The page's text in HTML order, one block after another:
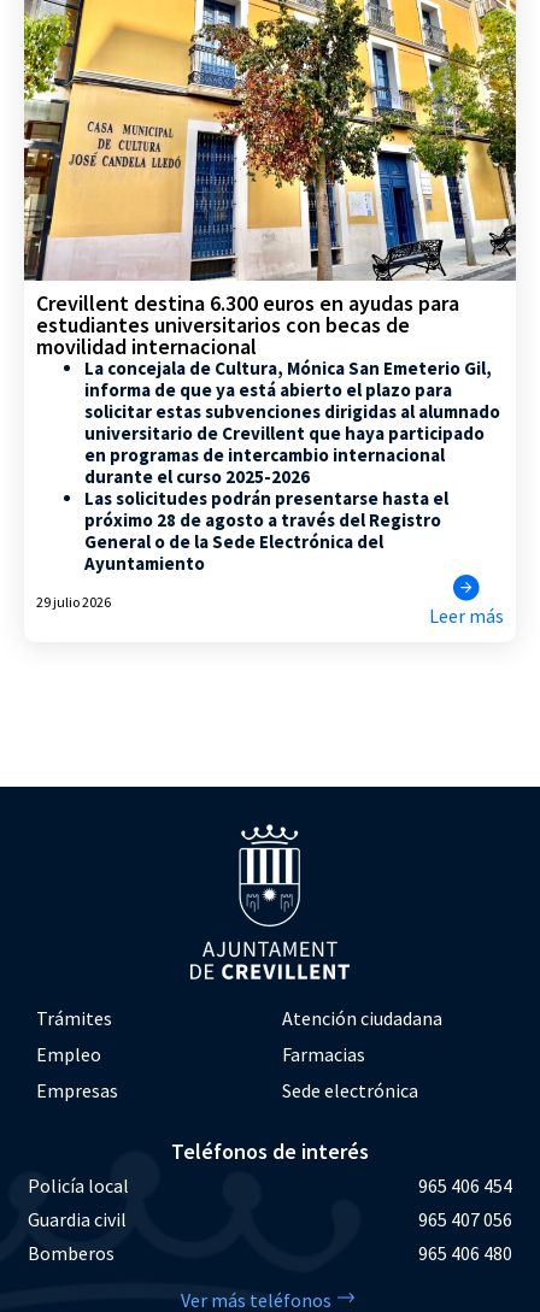
Crevillent destina 6.300 euros en ayudas para
estudiantes universitarios con becas de
movilidad internacional
La concejala de Cultura, Mónica San Emeterio Gil,
informa de que ya está abierto el plazo para
solicitar estas subvenciones dirigidas al alumnado
universitario de Crevillent que haya participado
en programas de intercambio internacional
durante el curso 2025-2026
Las solicitudes podrán presentarse hasta el
próximo 28 de agosto a través del Registro
General o de la Sede Electrónica del
Ayuntamiento
29 julio 2026
Leer más
Trámites
Atención ciudadana
Empleo
Farmacias
Empresas
Sede electrónica
Teléfonos de interés
Policía local
965 406 454
Guardia civil
965 407 056
Bomberos
965 406 480
Ver más teléfonos